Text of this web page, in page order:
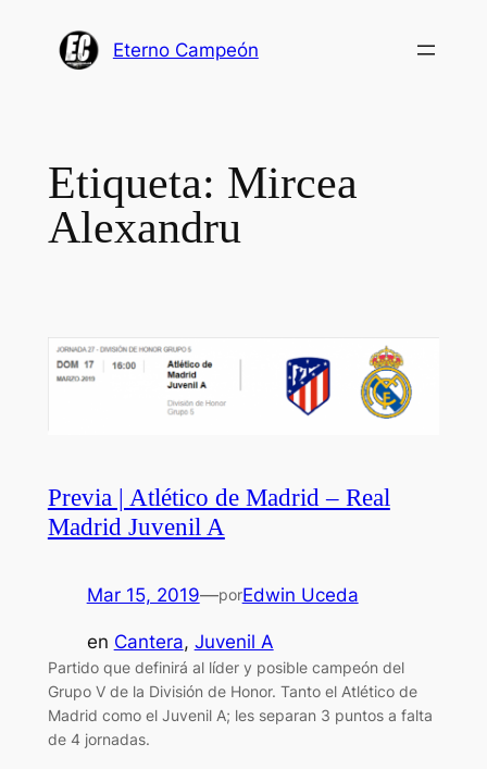
Eterno Campeón
Etiqueta: Mircea
Alexandru
Previa | Atlético de Madrid – Real
Madrid Juvenil A
Mar 15, 2019—porEdwin Uceda
en Cantera, Juvenil A
Partido que definirá al líder y posible campeón del
Grupo V de la División de Honor. Tanto el Atlético de
Madrid como el Juvenil A; les separan 3 puntos a falta
de 4 jornadas.